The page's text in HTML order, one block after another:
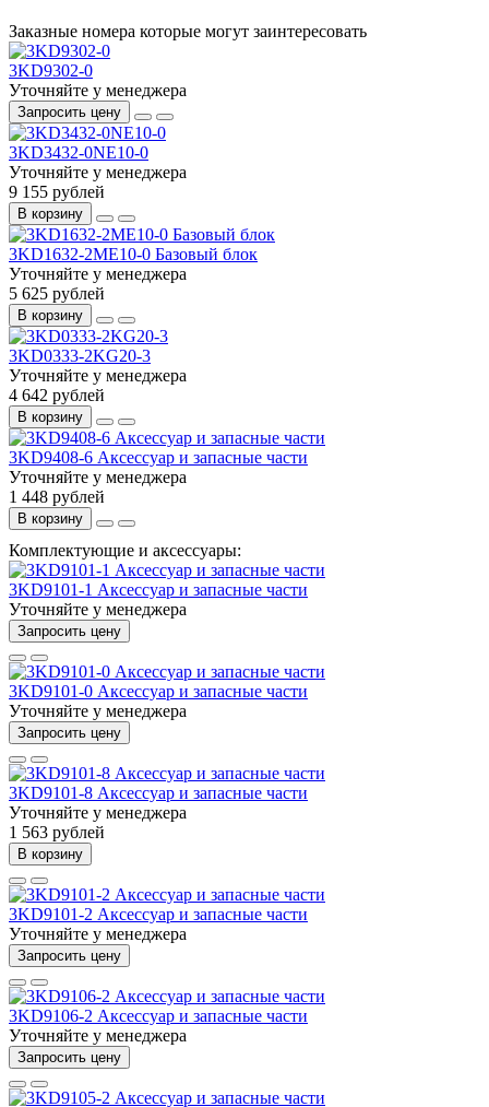
Заказные номера которые могут заинтересовать
3KD9302-0
Уточняйте у менеджера
Запросить цену
3KD3432-0NE10-0
Уточняйте у менеджера
9 155 рублей
В корзину
3KD1632-2ME10-0 Базовый блок
Уточняйте у менеджера
5 625 рублей
В корзину
3KD0333-2KG20-3
Уточняйте у менеджера
4 642 рублей
В корзину
3KD9408-6 Аксессуар и запасные части
Уточняйте у менеджера
1 448 рублей
В корзину
Комплектующие и аксессуары:
3KD9101-1 Аксессуар и запасные части
Уточняйте у менеджера
Запросить цену
3KD9101-0 Аксессуар и запасные части
Уточняйте у менеджера
Запросить цену
3KD9101-8 Аксессуар и запасные части
Уточняйте у менеджера
1 563 рублей
В корзину
3KD9101-2 Аксессуар и запасные части
Уточняйте у менеджера
Запросить цену
3KD9106-2 Аксессуар и запасные части
Уточняйте у менеджера
Запросить цену